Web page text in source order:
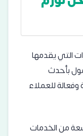
التي يقدمها
بأحدث
للعملاء
من الخدمات